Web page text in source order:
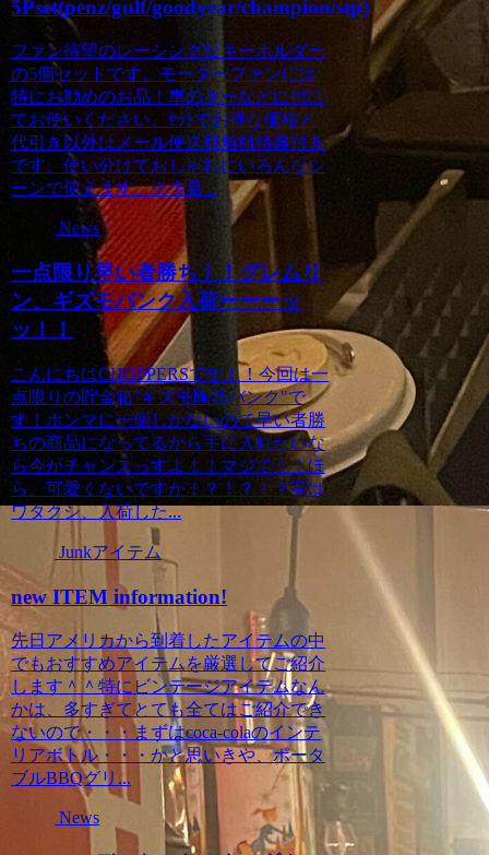
5Pset(penz/gulf/goodyear/champion/stp)
ファン待望のレーシングなキーホルダー
の5個セットです。モーターファンには
特にお勧めのお品！車のキーなどに付け
てお使いください。ｾｯﾄでお得な価格と
代引き以外はメール便送料無料特典付き
です。使い分けておしゃれにいろんなシ
ーンで使えます。※少量...
News
一点限り早い者勝ち！！グレムリ
ン、ギズモバンク入荷ーーーッ
ッ！！
こんにちはCHOPPERSです！！今回は一
点限りの貯金箱"ギズモ陶器バンク"で
す！ホンマに一個しかないので早い者勝
ちの商品になってるから手に入れたいな
ら今がチャンスっすよ！！マジで！！ほ
ら、可愛くないですか！？！？！？実は
ワタクシ、入荷した...
Junkアイテム
new ITEM information!
先日アメリカから到着したアイテムの中
でもおすすめアイテムを厳選してご紹介
します＾＾特にビンテージアイテムなん
かは、多すぎてとても全てはご紹介でき
ないので・・・まずはcoca-colaのインテ
リアボトル・・・かと思いきや、ポータ
ブルBBQグリ...
News